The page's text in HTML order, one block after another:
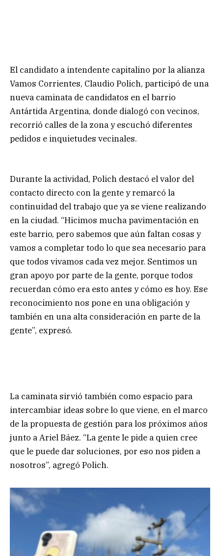
El candidato a intendente capitalino por la alianza
Vamos Corrientes, Claudio Polich, participó de una
nueva caminata de candidatos en el barrio
Antártida Argentina, donde dialogó con vecinos,
recorrió calles de la zona y escuchó diferentes
pedidos e inquietudes vecinales.
Durante la actividad, Polich destacó el valor del
contacto directo con la gente y remarcó la
continuidad del trabajo que ya se viene realizando
en la ciudad. “Hicimos mucha pavimentación en
este barrio, pero sabemos que aún faltan cosas y
vamos a completar todo lo que sea necesario para
que todos vivamos cada vez mejor. Sentimos un
gran apoyo por parte de la gente, porque todos
recuerdan cómo era esto antes y cómo es hoy. Ese
reconocimiento nos pone en una obligación y
también en una alta consideración en parte de la
gente”, expresó.
La caminata sirvió también como espacio para
intercambiar ideas sobre lo que viene, en el marco
de la propuesta de gestión para los próximos años
junto a Ariel Báez. “La gente le pide a quien cree
que le puede dar soluciones, por eso nos piden a
nosotros”, agregó Polich.